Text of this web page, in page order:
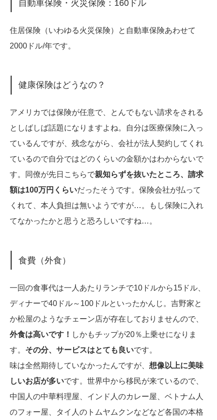
自動車保険・火災保険：160ドル
住居保険（いわゆる火災保険）と自動車保険あわせて
2000ドル/年です。
健康保険はどうなの？
アメリカでは保険が任意で、とんでもない請求をされる
としばしば話題になりますよね。自分は医療保険に入っ
ているんですが、残念ながら、会社が法人契約してくれ
ているので自分ではどのくらいの金額かはわからないで
す。同僚が先日こちらで親知らずを抜いたところ、請求
額は100万円くらいだったそうです。保険会社が払って
くれて、本人負担は無いようですが…。もし保険に入れ
てなかったかと思うと恐ろしいですね…。
食費（外食）
一回の食事代は一人あたりランチで10ドルから15ドル、
ディナーで40ドル～100ドルといったかんじ。吉野家と
か松屋のようなチェーン店が存在しておりませんので、
外食は高いです！ しかもチップが20％上乗せになりま
す。 その分、サービスはとても良いです。
味は全然期待していなかったんですが、 想像以上に美味
しいお店が多いです。世界中から移民が来ているので、
中国人の中華料理屋、インド人のカレー屋、ベトナム人
のフォー屋、タイ人のトムヤムクンなどなど各国の本格